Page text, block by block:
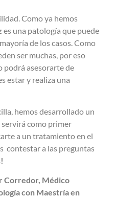
Como ya hemos
es una patología que puede
de los casos. Como
ser muchas, por eso
podrá asesorarte de
estar y realiza una
hemos desarrollado un
servirá como primer
a un tratamiento en el
contestar a las preguntas
Corredor, Médico
con Maestría en